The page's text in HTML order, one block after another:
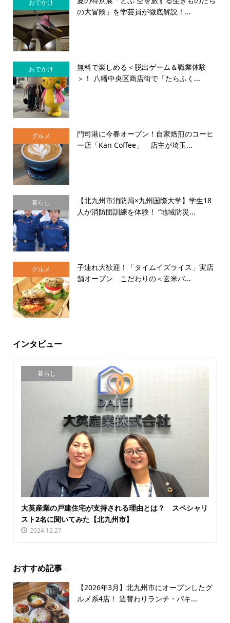
おでかけ
の大冒険」を学芸員が徹底解説！...
おでかけ
無料で楽しめる＜脱出ゲーム＆職業体験
＞！ 八幡中央区商店街で「たらふく...
グルメ
門司港に今春オープン！自家焙煎のコーヒ
ー店「Kan Coffee」 店主が埼玉...
暮らし
【北九州市消防局×九州国際大学】学生18
人が消防団訓練を体験！ “地域防災...
グルメ
子連れ大歓迎！「タイムイズライス」実店
舗オープン こだわりの＜玄米バ...
インタビュー
暮らし
大英産業の戸建住宅が支持される理由とは？ スペシャリ
スト2名に聞いてみた【北九州市】
2024.12.27
おすすめ記事
【2026年3月】北九州市にオープンしたグ
ルメ系4店！ 週替わりランチ・パキ...